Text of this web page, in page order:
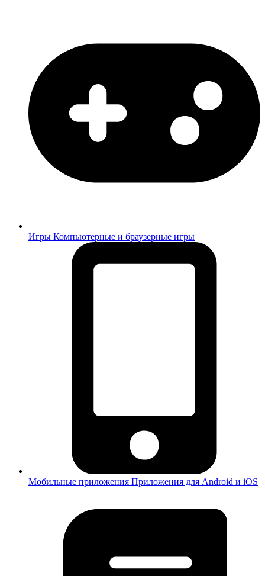
Игры Компьютерные и браузерные игры
Мобильные приложения Приложения для Android и iOS